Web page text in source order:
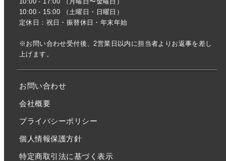
10:00 - 15:00 （土曜日・日曜日）
定休日：祝日・振替休日・年末年始
※お問い合わせ受付後、2営業日以内に担当者よりお返事を差し
上げます。
お問い合わせ
会社概要
プライバシーポリシー
個人情報保護方針
特定商取引法に基づく表示